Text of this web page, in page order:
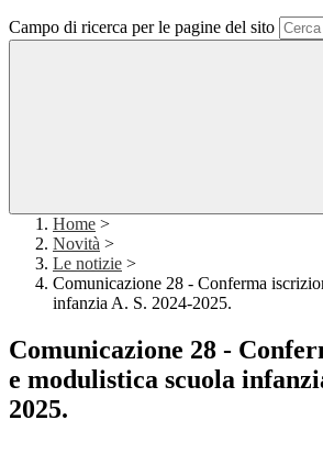
Campo di ricerca per le pagine del sito
Home >
Novità >
Le notizie >
Comunicazione 28 - Conferma
infanzia A. S. 2024-2025.
Comunicazione 28 -
e modulistica scuola
2025.